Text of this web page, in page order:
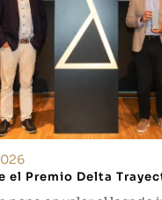
el Premio Delta